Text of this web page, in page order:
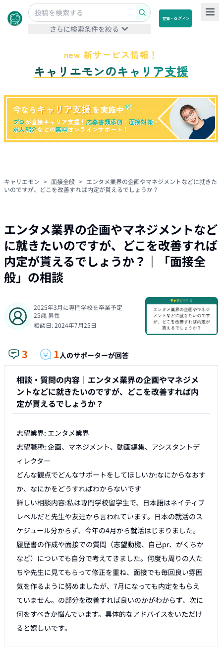
さらに検索条件を絞る
登録・ログイン
new 新サービス情報！
キャリエモンのキャリア支援
今なら キャリア支援 を実施中
プロが直接キャリア支援！応募書類添削 ・ 面接対策・
求人紹介などの無料オンラインサポート！
キャリエモン > 面接全般 > エンタメ業界の企画やマネジメントなどに就きた
いのですが、どこを改善すれば内定が貰えるでしょうか？
エンタメ業界の企画やマネジメントなど
に就きたいのですが、どこを改善すれば
内定が貰えるでしょうか？ ｜「面接全
般」の相談
2025年3月に専門学校を卒業予定
25歳 男性
相談日:2024年7月25日
3 1人のサポーターが回答
相談・質問の内容｜ エンタメ業界の企画やマネジメ
ントなどに就きたいのですが、どこを改善すれば内
定が貰えるでしょうか？
志望業界: エンタメ業界
志望職種: 企画、マネジメント、動画編集、アシスタントデ
ィレクター
どんな観点でどんなサポートをしてほしいか:なにからなおす
か、なにかをどうすればわからないです
詳しい相談内容:私は専門学校留学生で、日本語はネイティブ
レベルだと先生や友達から言われています。日本の就活のス
ケジュール分からず、今年の4月から就活はじまりました。
履歴書の作成や面接での質問（志望動機、自己pr、がくちか
など）についても自分で考えてきました。何度も周りの人た
ちや先生に見てもらって修正を重ね、面接でも毎回良い雰囲
気を作るように努めましたが、7月になっても内定をもらえ
ていません。の部分を改善すれば良いのかがわからず、次に
何をすべきか悩んでいます。具体的なアドバイスをいただけ